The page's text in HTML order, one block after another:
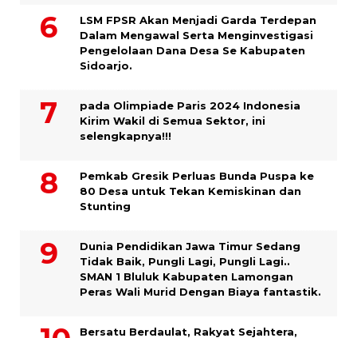
LSM FPSR Akan Menjadi Garda Terdepan
Dalam Mengawal Serta Menginvestigasi
Pengelolaan Dana Desa Se Kabupaten
Sidoarjo.
pada Olimpiade Paris 2024 Indonesia
Kirim Wakil di Semua Sektor, ini
selengkapnya!!!
Pemkab Gresik Perluas Bunda Puspa ke
80 Desa untuk Tekan Kemiskinan dan
Stunting
Dunia Pendidikan Jawa Timur Sedang
Tidak Baik, Pungli Lagi, Pungli Lagi..
SMAN 1 Bluluk Kabupaten Lamongan
Peras Wali Murid Dengan Biaya fantastik.
Bersatu Berdaulat, Rakyat Sejahtera,